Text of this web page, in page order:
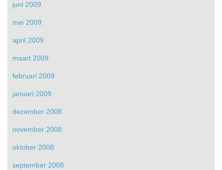
juni 2009
mei 2009
april 2009
maart 2009
februari 2009
januari 2009
december 2008
november 2008
oktober 2008
september 2008